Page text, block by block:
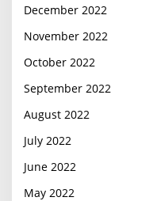
December 2022
November 2022
October 2022
September 2022
August 2022
July 2022
June 2022
May 2022